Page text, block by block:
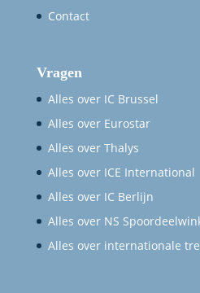
Contact
Vragen
Alles over IC Brussel
Alles over Eurostar
Alles over Thalys
Alles over ICE International
Alles over IC Berlijn
Alles over NS
Alles over internationale